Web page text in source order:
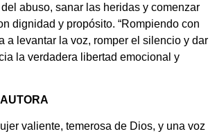
abuso, sanar las heridas y comenzar
dignidad y propósito. “Rompiendo con
a levantar la voz, romper el silencio y dar
la verdadera libertad emocional y
valiente, temerosa de Dios, y una voz